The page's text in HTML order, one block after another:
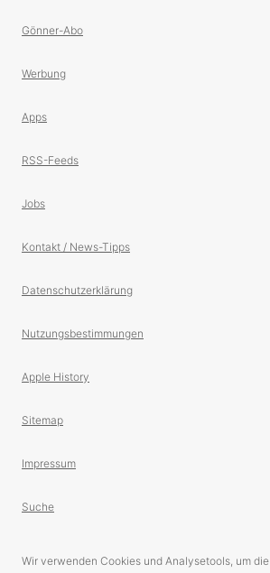
Gönner-Abo
Werbung
Apps
RSS-Feeds
Jobs
Kontakt / News-Tipps
Datenschutzerklärung
Nutzungsbestimmungen
Apple History
Sitemap
Impressum
Suche
Wir verwenden Cookies und Analysetools, um die